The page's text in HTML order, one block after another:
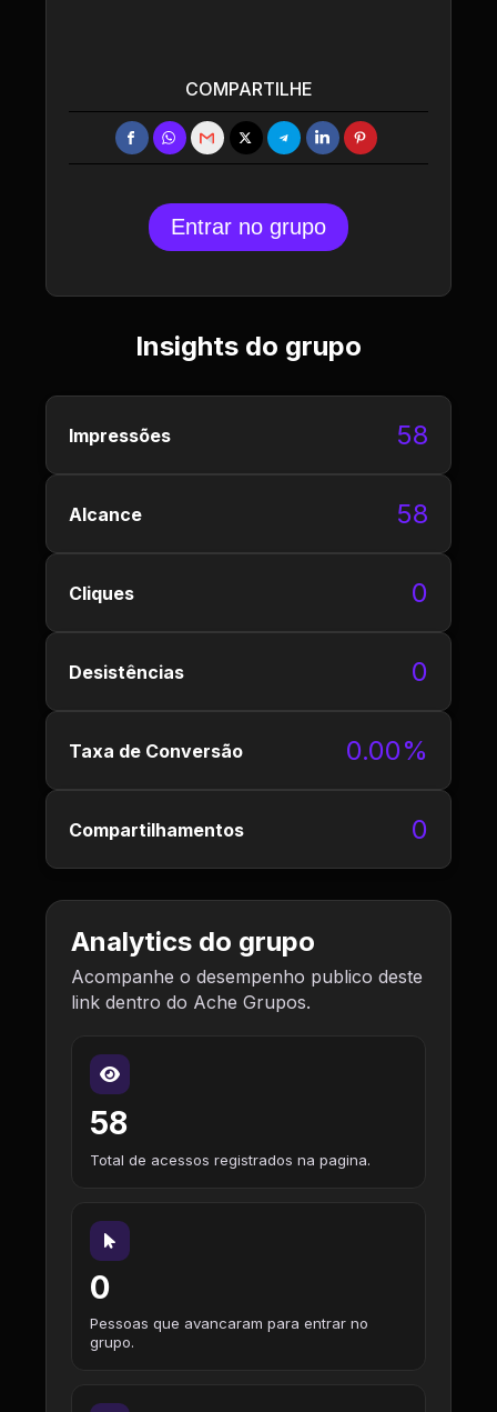
COMPARTILHE
Entrar no grupo
Insights do grupo
Impressões 58
Alcance 58
Cliques 0
Desistências 0
Taxa de Conversão 0.00%
Compartilhamentos 0
Analytics do grupo
Acompanhe o desempenho publico deste
link dentro do Ache Grupos.
58
Total de acessos registrados na pagina.
0
Pessoas que avancaram para entrar no
grupo.